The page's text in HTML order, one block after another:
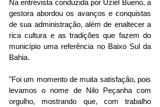
Na entrevista conduzida por Uziel Bueno, a
gestora abordou os avanços e conquistas
de sua administração, além de enaltecer a
rica cultura e as tradições que fazem do
município uma referência no Baixo Sul da
Bahia.
"Foi um momento de muita satisfação, pois
levamos o nome de Nilo Peçanha com
orgulho, mostrando que, com trabalho